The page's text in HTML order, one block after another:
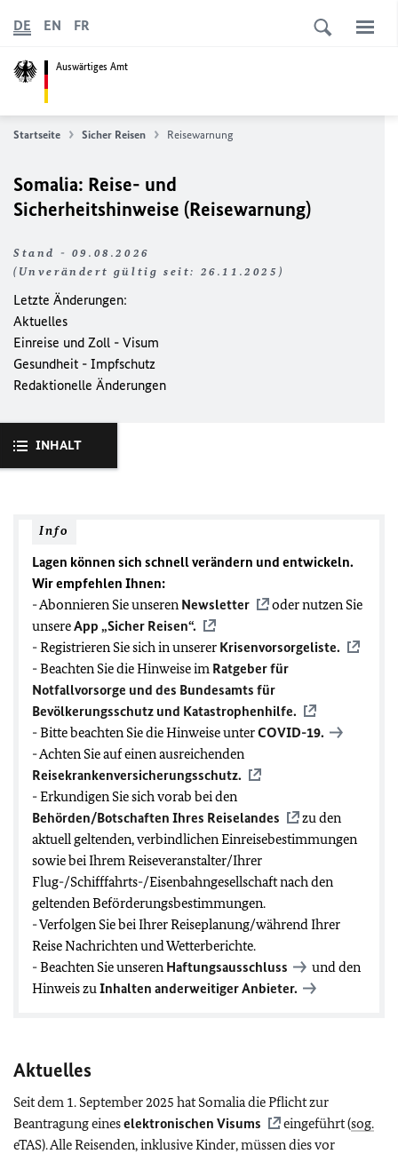
Auswärtiges Amt
DE EN FR
Startseite Sicher Reisen Reisewarnung
Somalia: Reise- und
Sicherheitshinweise (Reisewarnung)
Stand - 09.08.2026
(Unverändert gültig seit: 26.11.2025)
Letzte Änderungen:
Aktuelles
Einreise und Zoll - Visum
Gesundheit - Impfschutz
Redaktionelle Änderungen
INHALT
Info
Lagen können sich schnell verändern und entwickeln.
Wir empfehlen Ihnen:
- Abonnieren Sie unseren Newsletter
oder nutzen Sie
unsereApp „Sicher Reisen“.
- Registrieren Sie sich in unserer Krisenvorsorgeliste.
- Beachten Sie die Hinweise im Ratgeber für
Notfallvorsorge und des Bundesamts für
Bevölkerungsschutz und Katastrophenhilfe.
- Bitte beachten Sie die Hinweise unterCOVID-19.
- Achten Sie auf einen ausreichenden
Reisekrankenversicherungsschutz.
- Erkundigen Sie sich vorab bei den
Behörden/Botschaften Ihres Reiselandes
zu den
aktuell geltenden, verbindlichen Einreisebestimmungen
sowie bei Ihrem Reiseveranstalter/Ihrer
Flug-/Schifffahrts-/Eisenbahngesellschaft nach den
geltenden Beförderungsbestimmungen.
- Verfolgen Sie bei Ihrer Reiseplanung/während Ihrer
Reise Nachrichten und Wetterberichte.
- Beachten Sie unseren Haftungsausschluss
und den
Hinweis zuInhalten anderweitiger Anbieter.
Aktuelles
Seit dem 1. September 2025 hat Somalia die Pflicht zur
Beantragung eineselektronischen Visums eingeführt (sog.
eTAS). Alle Reisenden, inklusive Kinder, müssen dies vor